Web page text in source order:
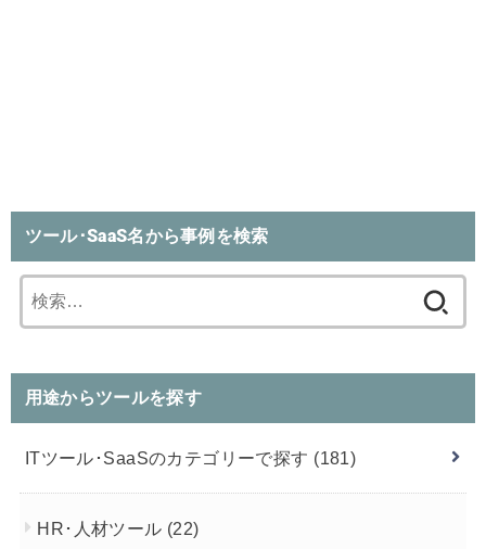
ツール･SaaS名から事例を検索
索:
用途からツールを探す
ITツール･SaaSのカテゴリーで探す (181)
HR･人材ツール (22)